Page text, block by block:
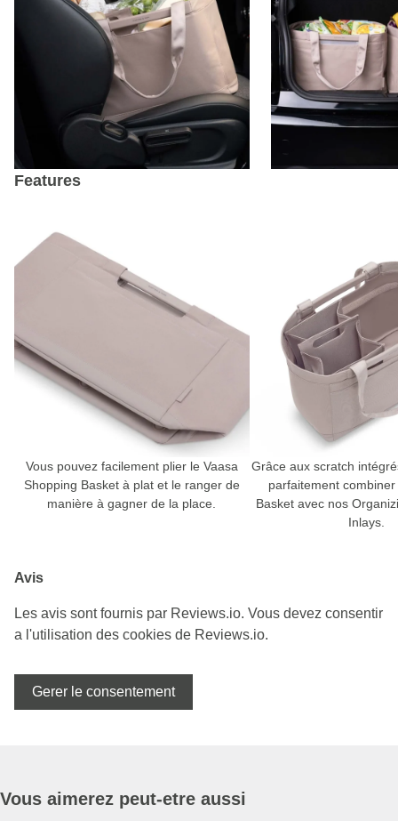
Features
Vous pouvez facilement plier le Vaasa
Shopping Basket à plat et le ranger de
manière à gagner de la place.
Grâce aux scratch
parfaitement
Basket avec nos
Inlays.
Avis
Les avis sont fournis par Reviews.io. Vous devez consentir
a l'utilisation des cookies de Reviews.io.
Gerer le consentement
Vous aimerez peut-etre aussi